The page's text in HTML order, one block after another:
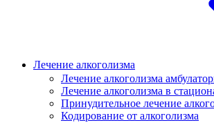
Лечение алкоголизма
Лечение алкоголизма
Лечение алкоголизма в
Принудительное лечение
Кодирование от алкоголизма